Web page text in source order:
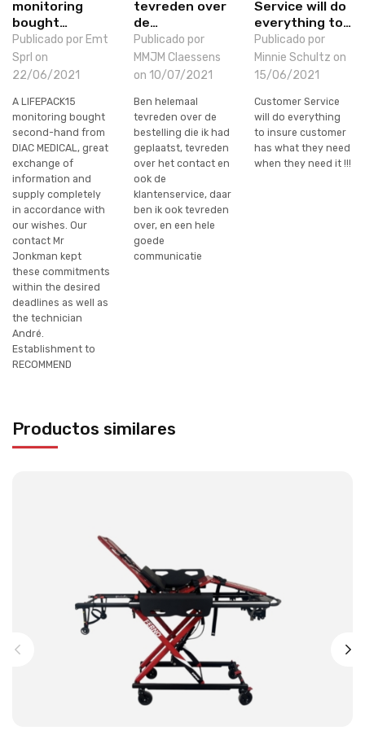
monitoring
bought…
Publicado por Emt
Sprl on
22/06/2021
A LIFEPACK15
monitoring bought
second-hand from
DIAC MEDICAL, great
exchange of
information and
supply completely
in accordance with
our wishes. Our
contact Mr
Jonkman kept
these commitments
within the desired
deadlines as well as
the technician
André.
Establishment to
RECOMMEND
tevreden over
de…
Publicado por
MMJM Claessens
on 10/07/2021
Ben helemaal
tevreden over de
bestelling die ik had
geplaatst, tevreden
over het contact en
ook de
klantenservice, daar
ben ik ook tevreden
over, en een hele
goede
communicatie
Service will do
everything to…
Publicado por
Minnie Schultz on
15/06/2021
Customer Service
will do everything
to insure customer
has what they need
when they need it !!!
Productos similares